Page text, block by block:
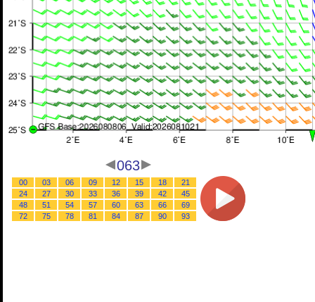
063
00 03 06 09 12 15 18
21
24
27 30 33 36 39 42
45
48
51 54 57 60 63 66
69
72
75 78 81 84 87 90 93